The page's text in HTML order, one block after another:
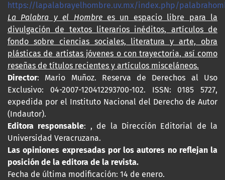
https://lapalabrayelhombre.uv.mx/index.php/
La Palabra y el Hombre es un espacio libre para la
divulgación de textos literarios inéditos, artículos de
fondo sobre ciencias sociales, literatura y arte, obra
plásticas de artistas jóvenes o con trayectoria, así como
reseñas de títulos recientes y artículos misceláneos.
Director: Mario Muñoz. Reserva de Derechos al Uso
Exclusivo: 04-2007-120412293700-102. ISSN: 0185 5727,
expedida por el Instituto Nacional del Derecho de Autor
(Indautor).
Editora responsable: , de la Dirección Editorial de la
Universidad Veracruzana.
Las opiniones expresadas por los autores no reflejan la
posición de la editora de la revista.
Fecha de última modificación: 14 de enero.